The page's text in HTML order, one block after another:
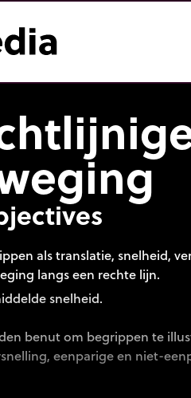
als translatie, snelheid,
langs een rechte lijn.
snelheid.
benut om begrippen te
eenparige en niet-